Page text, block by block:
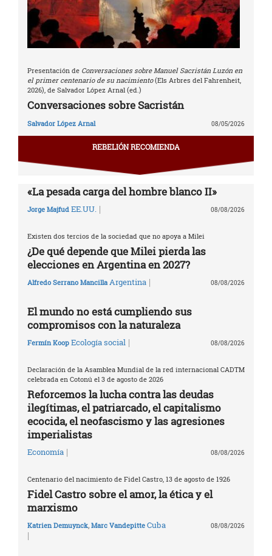
Presentación de Conversaciones sobre Manuel Sacristán Luzón en
el primer centenario de su nacimiento(Els Arbres del Fahrenheit,
2026), de Salvador López Arnal (ed.)
Conversaciones sobre Sacristán
Salvador López Arnal 08/05/2026
REBELIÓN RECOMIENDA
«La pesada carga del hombre blanco II»
Jorge Majfud EE.UU. | 08/08/2026
Existen dos tercios de la sociedad que no apoya a Milei
¿De qué depende que Milei pierda las
elecciones en Argentina en 2027?
Alfredo Serrano Mancilla Argentina | 08/08/2026
El mundo no está cumpliendo sus
compromisos con la naturaleza
Fermín Koop Ecología social | 08/08/2026
Declaración de la Asamblea Mundial de la red internacional CADTM
celebrada en Cotonú el 3 de agosto de 2026
Reforcemos la lucha contra las deudas
ilegítimas, el patriarcado, el capitalismo
ecocida, el neofascismo y las agresiones
imperialistas
Economía | 08/08/2026
Centenario del nacimiento de Fidel Castro, 13 de agosto de 1926
Fidel Castro sobre el amor, la ética y el
marxismo
Katrien Demuynck, Marc Vandepitte Cuba
|
08/08/2026